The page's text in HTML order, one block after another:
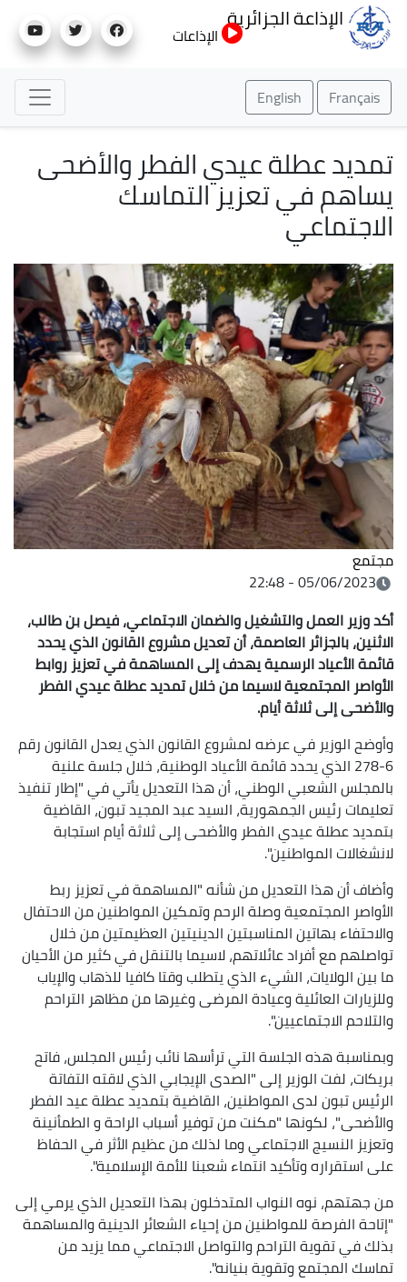
إلى
الإذاعة الجزائرية
الإذاعات
Français
English
تمديد عطلة عيدي الفطر والأضحى
يساهم في تعزيز التماسك
الاجتماعي
مجتمع
05/06/2023 - 22:48
أكد وزير العمل والتشغيل والضمان الاجتماعي، فيصل بن طالب،
الاثنين، بالجزائر العاصمة، أن تعديل مشروع القانون الذي يحدد
قائمة الأعياد الرسمية يهدف إلى المساهمة في تعزيز روابط
الأواصر المجتمعية لاسيما من خلال تمديد عطلة عيدي الفطر
والأضحى إلى ثلاثة أيام.
وأوضح الوزير في عرضه لمشروع القانون الذي يعدل القانون رقم
6-278 الذي يحدد قائمة الأعياد الوطنية، خلال جلسة علنية
بالمجلس الشعبي الوطني، أن هذا التعديل يأتي في "إطار تنفيذ
تعليمات رئيس الجمهورية، السيد عبد المجيد تبون، القاضية
بتمديد عطلة عيدي الفطر والأضحى إلى ثلاثة أيام استجابة
لانشغالات المواطنين".
وأضاف أن هذا التعديل من شأنه "المساهمة في تعزيز ربط
الأواصر المجتمعية وصلة الرحم وتمكين المواطنين من الاحتفال
والاحتفاء بهاتين المناسبتين الدينيتين العظيمتين من خلال
تواصلهم مع أفراد عائلاتهم، لاسيما بالتنقل في كثير من الأحيان
ما بين الولايات، الشيء الذي يتطلب وقتا كافيا للذهاب والإياب
وللزيارات العائلية وعيادة المرضى وغيرها من مظاهر التراحم
والتلاحم الاجتماعيين".
وبمناسبة هذه الجلسة التي ترأسها نائب رئيس المجلس، فاتح
بريكات، لفت الوزير إلى "الصدى الإيجابي الذي لاقته التفاتة
الرئيس تبون لدى المواطنين، القاضية بتمديد عطلة عيد الفطر
والأضحى"، لكونها "مكنت من توفير أسباب الراحة و الطمأنينة
وتعزيز النسيج الاجتماعي وما لذلك من عظيم الأثر في الحفاظ
على استقراره وتأكيد انتماء شعبنا للأمة الإسلامية".
من جهتهم، نوه النواب المتدخلون بهذا التعديل الذي يرمي إلى
"إتاحة الفرصة للمواطنين من إحياء الشعائر الدينية والمساهمة
بذلك في تقوية التراحم والتواصل الاجتماعي مما يزيد من
تماسك المجتمع وتقوية بنيانه".